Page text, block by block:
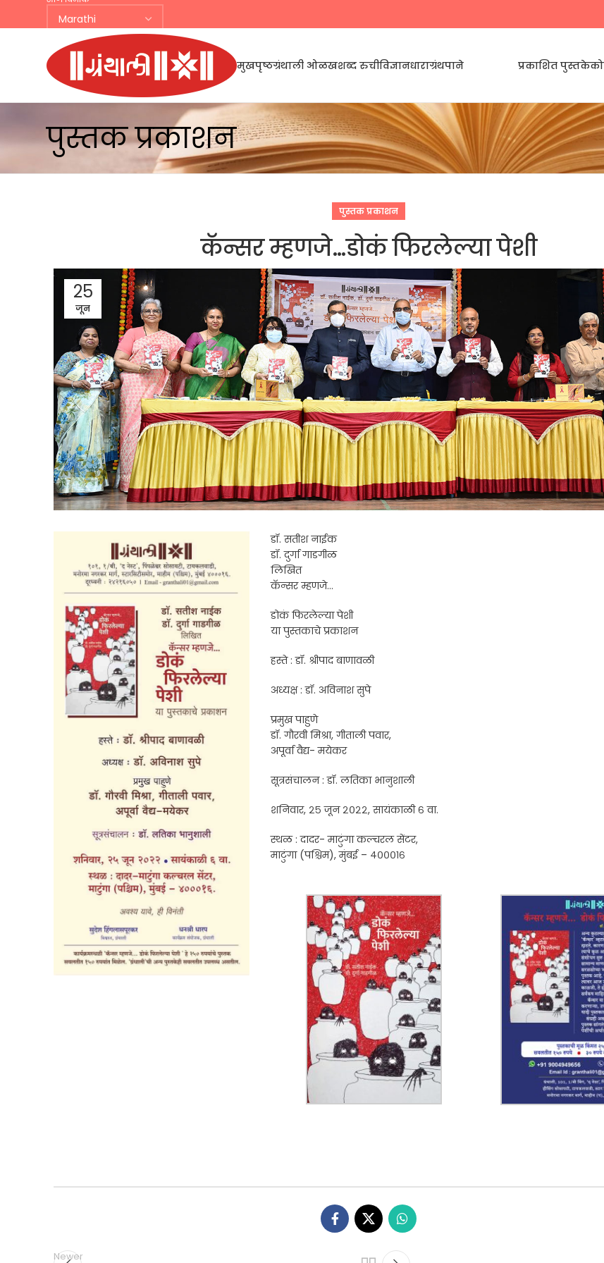
मुखपृष्ठग्रंथाली ओळखशब्द रुचीविज्ञानधाराग्रंथपाने प्रकाशित पुस्तके
पुस्तक प्रकाशन
पुस्तक प्रकाशन
कॅन्सर म्हणजे…डोकं फिरलेल्या पेशी
25
जून
डॉ. सतीश नाईक
डॉ. दुर्गा गाडगीळ
लिखित
कॅन्सर म्हणजे…
डोकं फिरलेल्या पेशी
या पुस्तकाचे प्रकाशन
हस्ते : डॉ. श्रीपाद बाणावळी
अध्यक्ष : डॉ. अविनाश सुपे
प्रमुख पाहुणे
डॉ. गौरवी मिश्रा, गीताली पवार,
अपूर्वा वैद्य- मयेकर
सूत्रसंचालन : डॉ. लतिका भानुशाली
शनिवार, २५ जून २०२२, सायंकाळी ६ वा.
स्थळ : दादर- माटुंगा कल्चरल सेंटर,
माटुंगा (पश्चिम), मुंबई – ४०००१६
Newer